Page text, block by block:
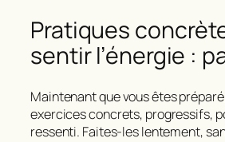
Pratiques
sentir l’énergie :
Maintenant que vous êtes
exercices concrets, progressifs,
ressenti. Faites‑les lentement,